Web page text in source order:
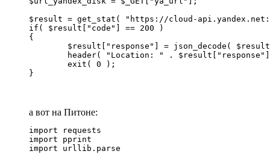
$result = get_stat( "https://cloud-
if( $result["code"] == 200 )
{
}
а вот на Питоне:
import requests
import pprint
import urllib.parse